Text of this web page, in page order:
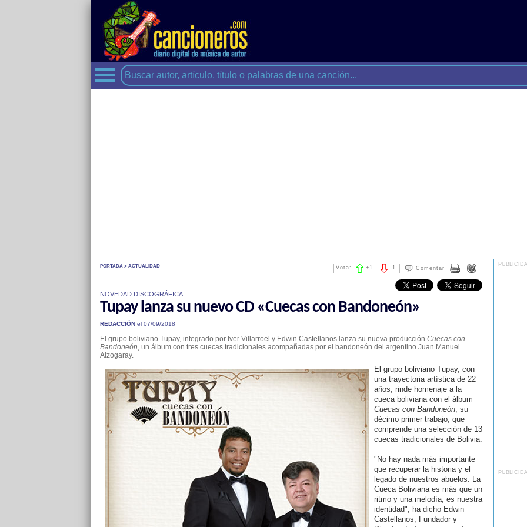
PORTADA > ACTUALIDAD Comentar
-1
Vota: +1
NOVEDAD DISCOGRÁFICA
Tupay lanza su nuevo CD «Cuecas con Bandoneón»
REDACCIÓNel 07/09/2018
El grupo boliviano Tupay, integrado por Iver Villarroel y Edwin Castellanos lanza su nueva producción Cuecas con
Bandoneón, un álbum con tres cuecas tradicionales acompañadas por el bandoneón del argentino Juan Manuel
Alzogaray.
El grupo boliviano Tupay, con
una trayectoria artística de 22
años, rinde homenaje a la
cueca boliviana con el álbum
Cuecas con Bandoneón, su
décimo primer trabajo, que
comprende una selección de 13
cuecas tradicionales de Bolivia.
"No hay nada más importante
que recuperar la historia y el
legado de nuestros abuelos. La
Cueca Boliviana es más que un
ritmo y una melodía, es nuestra
identidad", ha dicho Edwin
Castellanos, Fundador y